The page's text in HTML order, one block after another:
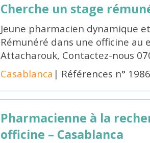
Cherche un stage
Jeune pharmacien dynamique
Rémunéré dans une officine au
Attacharouk, Contactez-nous
Casablanca | Références n°
Pharmacienne à la
officine – Casablanca